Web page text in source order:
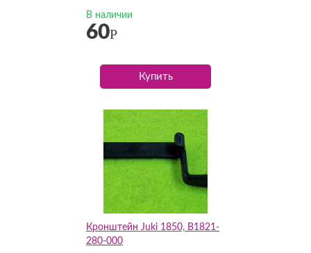
В наличии
60Р
Купить
Кронштейн Juki 1850, B1821-
280-000